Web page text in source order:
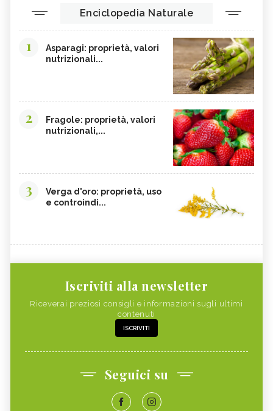
Enciclopedia Naturale
1
Asparagi: proprietà, valori
nutrizionali...
2
Fragole: proprietà, valori
nutrizionali,...
3
Verga d'oro: proprietà, uso
e controindi...
Iscriviti alla newsletter
Riceverai preziosi consigli e informazioni sugli ultimi
contenuti
ISCRIVITI
Seguici su